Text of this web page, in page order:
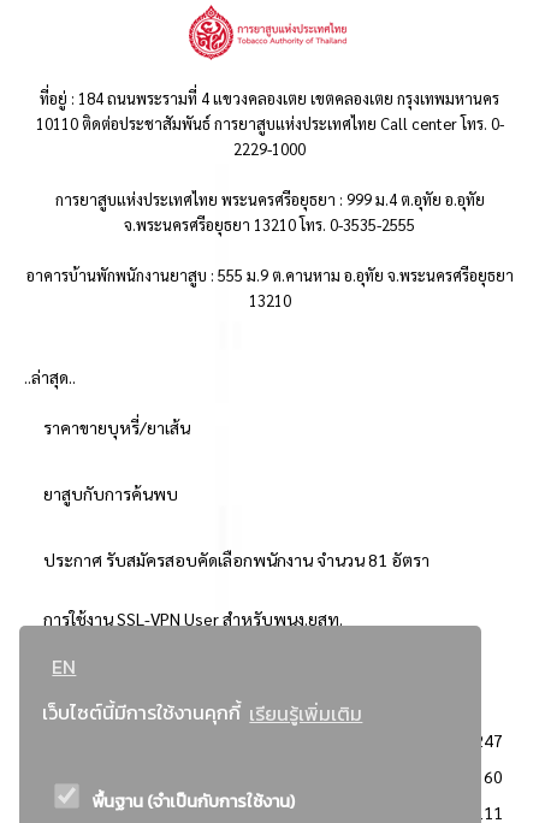
EN
เว็บไซต์นี้มีการใช้งานคุกกี้ เรียนรู้เพิ่มเติม
พื้นฐาน (จำเป็นกับการใช้งาน)
ที่อยู่ : 184 ถนนพระรามที่ 4 แขวงคลองเตย เขตคลองเตย กรุงเทพมหานคร
10110 ติดต่อประชาสัมพันธ์ การยาสูบแห่งประเทศไทย Call center โทร. 0-
2229-1000
การยาสูบแห่งประเทศไทย พระนครศรีอยุธยา : 999 ม.4 ต.อุทัย อ.อุทัย
จ.พระนครศรีอยุธยา 13210 โทร. 0-3535-2555
อาคารบ้านพักพนักงานยาสูบ : 555 ม.9 ต.คานหาม อ.อุทัย จ.พระนครศรีอยุธยา
13210
..ล่าสุด..
ราคาขายบุหรี่/ยาเส้น
ยาสูบกับการค้นพบ
ประกาศ รับสมัครสอบคัดเลือกพนักงาน จำนวน 81 อัตรา
การใช้งาน SSL-VPN User สำหรับพนง.ยสท.
..ยอดนิยม..
3247
2360
: วิธีเฉพาะเจาะจง
2111